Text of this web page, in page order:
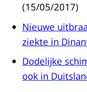
(15/05/2017)
Nieuwe
ziekte in
Dodelijke
ook in